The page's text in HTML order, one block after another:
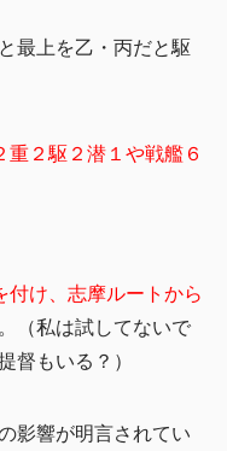
最上を乙・丙だと駆
２駆２潜１や戦艦６
付け、志摩ルートから
。（私は試してないで
督もいる？）
影響が明言されてい